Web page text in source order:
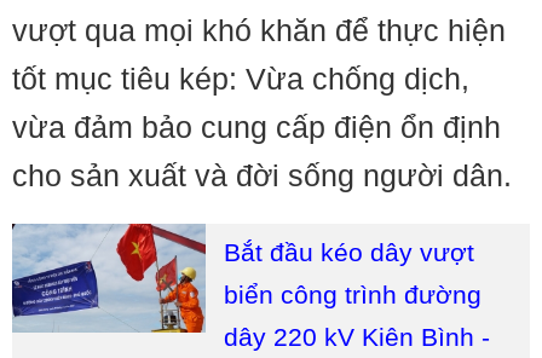
vượt qua mọi khó khăn để thực hiện
tốt mục tiêu kép: Vừa chống dịch,
vừa đảm bảo cung cấp điện ổn định
cho sản xuất và đời sống người dân.
Bắt đầu kéo dây vượt
biển công trình đường
dây 220 kV Kiên Bình -